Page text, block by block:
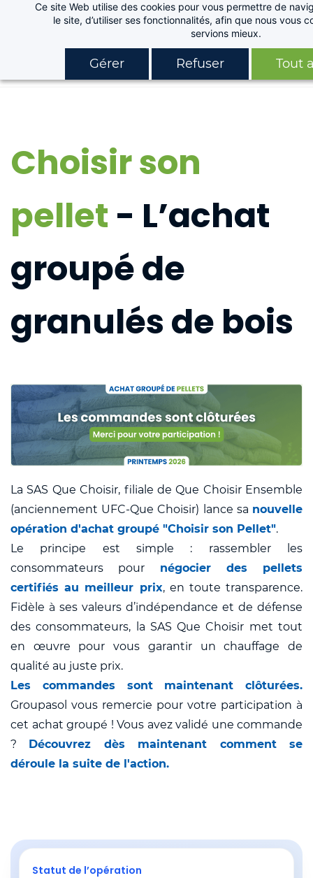
Ce site Web utilise des cookies pour vous permettre de
le site, d’utiliser ses fonctionnalités, afin que nous vous
servions mieux.
Gérer Refuser Tout
Choisir son
pellet - L’achat
groupé de
granulés de bois
La SAS Que Choisir, filiale de Que Choisir Ensemble
(anciennement UFC-Que Choisir) lance sa nouvelle
opération d'achat groupé "Choisir son Pellet".
Le principe est simple : rassembler les
consommateurs pour négocier des pellets
certifiés au meilleur prix, en toute transparence.
Fidèle à ses valeurs d’indépendance et de défense
des consommateurs, la SAS Que Choisir met tout
en œuvre pour vous garantir un chauffage de
qualité au juste prix.
Les commandes sont maintenant clôturées.
Groupasol vous remercie pour votre participation à
cet achat groupé ! Vous avez validé une commande
? Découvrez dès maintenant comment se
déroule la suite de l'action.
Statut de l’opération